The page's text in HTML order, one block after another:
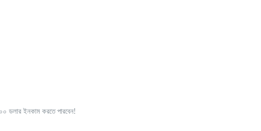
ডলার ইনকাম করতে পারবেন!